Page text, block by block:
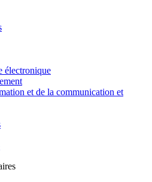
électronique
et de la communication et